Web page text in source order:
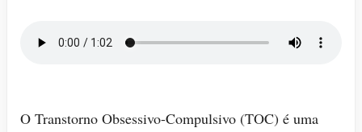
O Transtorno Obsessivo-Compulsivo (TOC) é uma